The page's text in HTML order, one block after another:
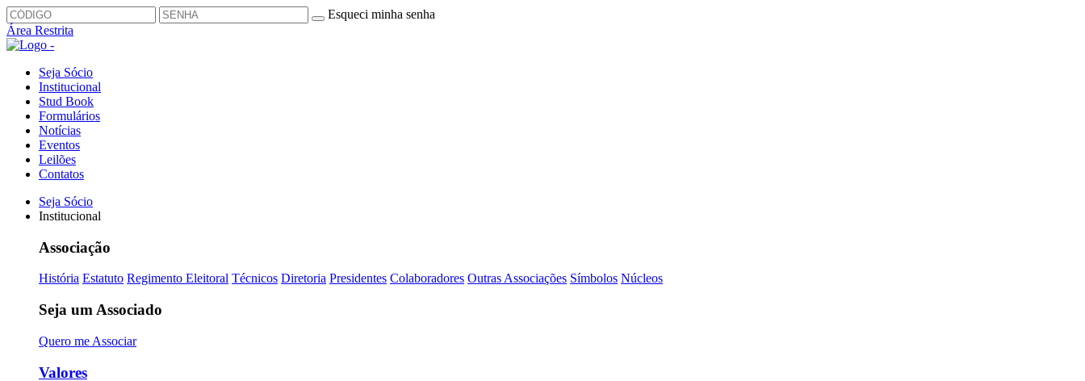
Esqueci minha senha
Área Restrita
Seja Sócio
Institucional
Stud Book
Formulários
Notícias
Eventos
Leilões
Contatos
Seja Sócio
Institucional
Associação
História Estatuto Regimento Eleitoral Técnicos Diretoria Presidentes Colaboradores Outras Associações Símbolos Núcleos
Seja um Associado
Quero me Associar
Valores